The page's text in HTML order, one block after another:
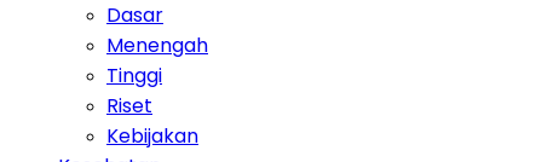
Dasar
Menengah
Tinggi
Riset
Kebijakan